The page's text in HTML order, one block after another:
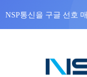
NSP통신을 구글 선호